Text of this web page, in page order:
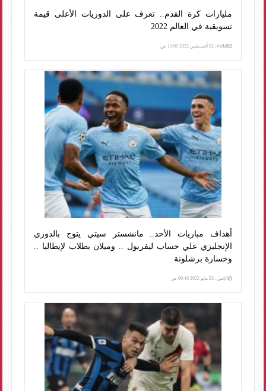
مليارات كرة القدم.. تعرف على الدوريات الأعلى قيمة
تسويقية في العالم 2022
الثلاثاء، 02 أغسطس 2022 11:00 ص
أهداف مباريات الأحد.. مانشستر سيتي يتوج بالدوري
الإنجليزي علي حساب ليفربول .. وميلان بطلاب لإيطاليا ..
وخسارة برشلونة
الإثنين، 23 مايو 2022 09:40 ص